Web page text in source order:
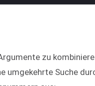
zu
umgekehrte Suche